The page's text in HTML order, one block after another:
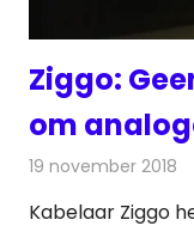
Ziggo:
om
19 november 2018
Kabelaar Ziggo